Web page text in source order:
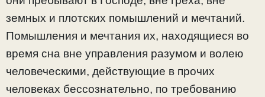
земных и плотских помышлений и мечтаний.
Помышления и мечтания их, находящиеся во
время сна вне управления разумом и волею
человеческими, действующие в прочих
человеках бессознательно, по требованию